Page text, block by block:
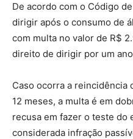
De acordo com o Código
dirigir após o consumo de
com multa no valor de R$
direito de dirigir por um
Caso ocorra a reincidência
12 meses, a multa é em
recusa em fazer o teste do
considerada infração